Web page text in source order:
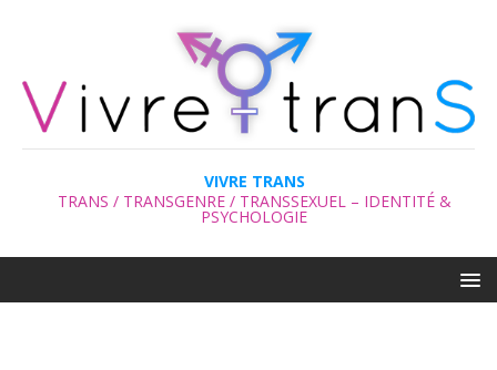
VIVRE TRANS
TRANS / TRANSGENRE / TRANSSEXUEL – IDENTITÉ &
PSYCHOLOGIE